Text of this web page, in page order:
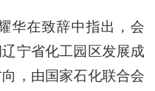
在致辞中指出，会
宁省化工园区发展成
，由国家石化联合会